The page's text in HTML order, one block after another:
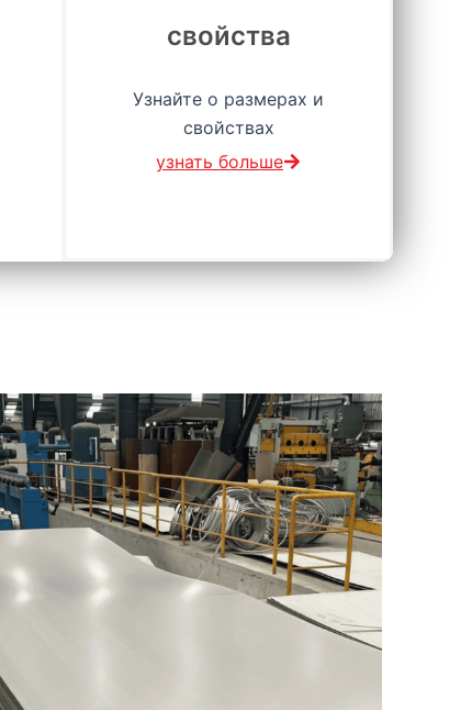
свойства
Узнайте о размерах и
свойствах
узнать больше